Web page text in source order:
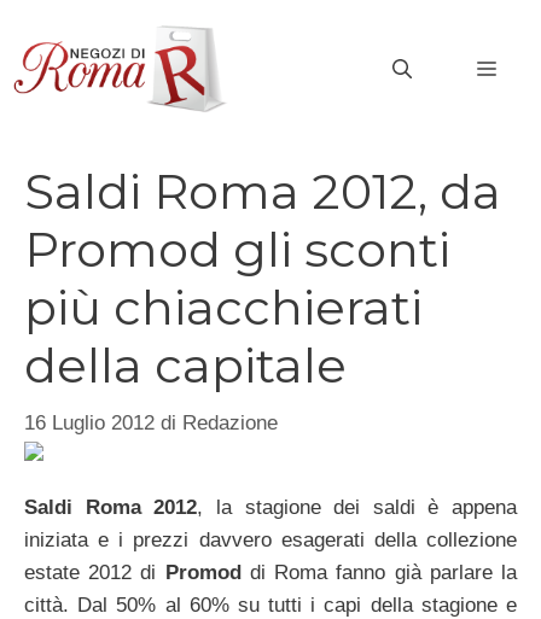
contenuto
Saldi Roma 2012, da
Promod gli sconti
più chiacchierati
della capitale
16 Luglio 2012 di Redazione
Saldi Roma 2012, la stagione dei saldi è appena
iniziata e i prezzi davvero esagerati della collezione
estate 2012 di
Promod di Roma fanno già parlare la
città. Dal 50% al 60% su tutti i capi della stagione e